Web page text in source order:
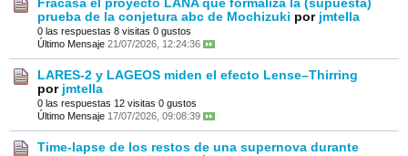
prueba de la conjetura abc de Mochizuki por jmtella
0 las respuestas 8 visitas 0 gustos
Último Mensaje 21/07/2026, 12:24:36
LARES-2 y LAGEOS miden el efecto Lense–Thirring
por jmtella
0 las respuestas 12 visitas 0 gustos
Último Mensaje 17/07/2026, 09:08:39
Time-lapse de los restos de una supernova durante